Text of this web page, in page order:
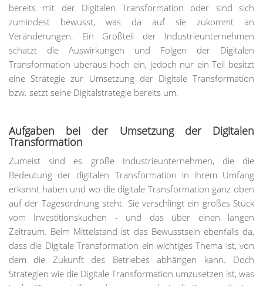
bereits mit der Digitalen Transformation oder sind sich
zumindest bewusst, was da auf sie zukommt an
Veränderungen. Ein Großteil der Industrieunternehmen
schätzt die Auswirkungen und Folgen der Digitalen
Transformation überaus hoch ein, jedoch nur ein Teil besitzt
eine Strategie zur Umsetzung der Digitale Transformation
bzw. setzt seine Digitalstrategie bereits um.
Aufgaben bei der Umsetzung der Digitalen
Transformation
Zumeist sind es große Industrieunternehmen, die die
Bedeutung der digitalen Transformation in ihrem Umfang
erkannt haben und wo die digitale Transformation ganz oben
auf der Tagesordnung steht. Sie verschlingt ein großes Stück
vom Investitionskuchen - und das über einen langen
Zeitraum. Beim Mittelstand ist das Bewusstsein ebenfalls da,
dass die Digitale Transformation ein wichtiges Thema ist, von
dem die Zukunft des Betriebes abhängen kann. Doch
Strategien wie die Digitale Transformation umzusetzen ist, was